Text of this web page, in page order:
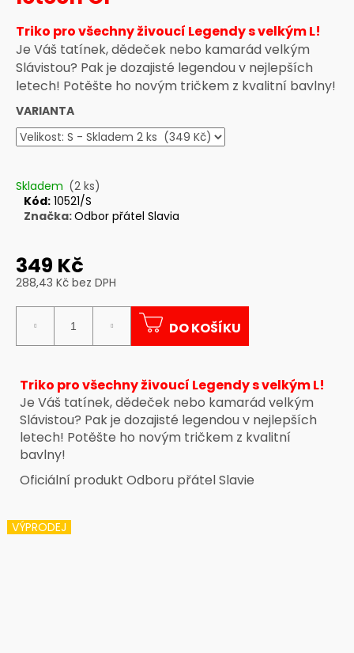
Triko pro všechny živoucí Legendy s velkým L!
Je Váš tatínek, dědeček nebo kamarád velkým
Slávistou? Pak je dozajisté legendou v nejlepších
letech! Potěšte ho novým tričkem z kvalitní bavlny!
VARIANTA
Skladem (2 ks)
Kód: 10521/S
Značka:Odbor přátel Slavia
349 Kč
288,43 Kč bez DPH
cena:
DO KOŠÍKU
Triko pro všechny živoucí Legendy s velkým L!
Je Váš tatínek, dědeček nebo kamarád velkým
Slávistou? Pak je dozajisté legendou v nejlepších
letech! Potěšte ho novým tričkem z kvalitní
bavlny!
Oficiální produkt Odboru přátel Slavie
VÝPRODEJ
a
j
í
t
?
D
o
p
o
u
e
m
e